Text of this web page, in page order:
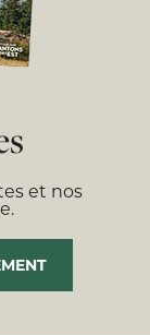
et nos